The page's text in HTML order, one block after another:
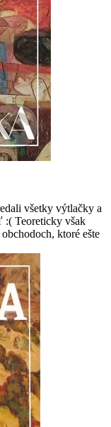
všetky výtlačky a
:( Teoreticky však
ktoré ešte